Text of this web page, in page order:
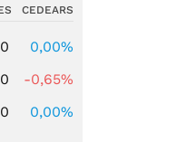
CEDEARS
0,00%
-0,65%
0,00%